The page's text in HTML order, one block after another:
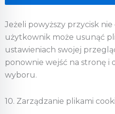
Jeżeli powyższy przycisk
użytkownik może usunąć
ustawieniach swojej
ponownie wejść na stronę i
wyboru.
10. Zarządzanie plikami